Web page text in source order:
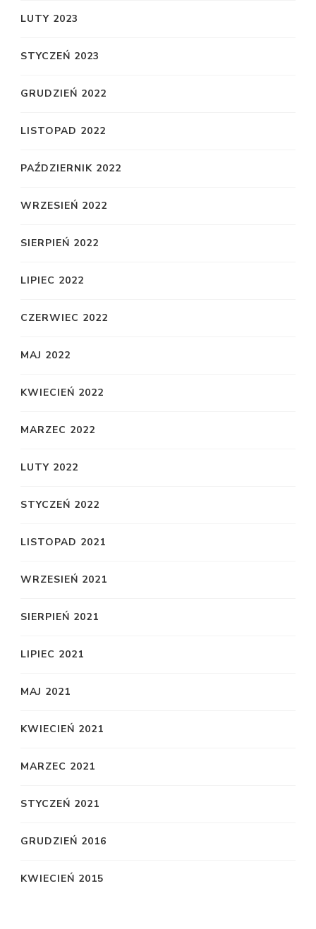
LUTY 2023
STYCZEŃ 2023
GRUDZIEŃ 2022
LISTOPAD 2022
PAŹDZIERNIK 2022
WRZESIEŃ 2022
SIERPIEŃ 2022
LIPIEC 2022
CZERWIEC 2022
MAJ 2022
KWIECIEŃ 2022
MARZEC 2022
LUTY 2022
STYCZEŃ 2022
LISTOPAD 2021
WRZESIEŃ 2021
SIERPIEŃ 2021
LIPIEC 2021
MAJ 2021
KWIECIEŃ 2021
MARZEC 2021
STYCZEŃ 2021
GRUDZIEŃ 2016
KWIECIEŃ 2015